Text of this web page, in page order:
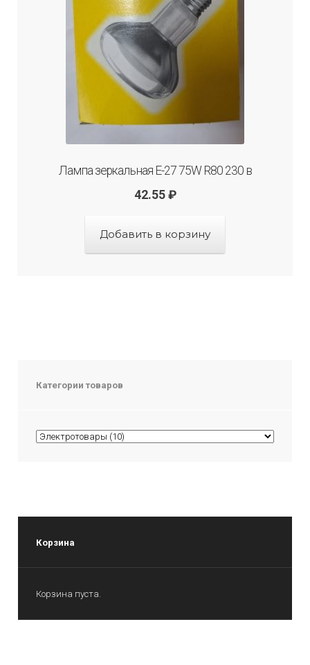
Лампа зеркальная Е-27 75W R80 230 в
42.55 ₽
Добавить в корзину
Категории товаров
Корзина
Корзина пуста.